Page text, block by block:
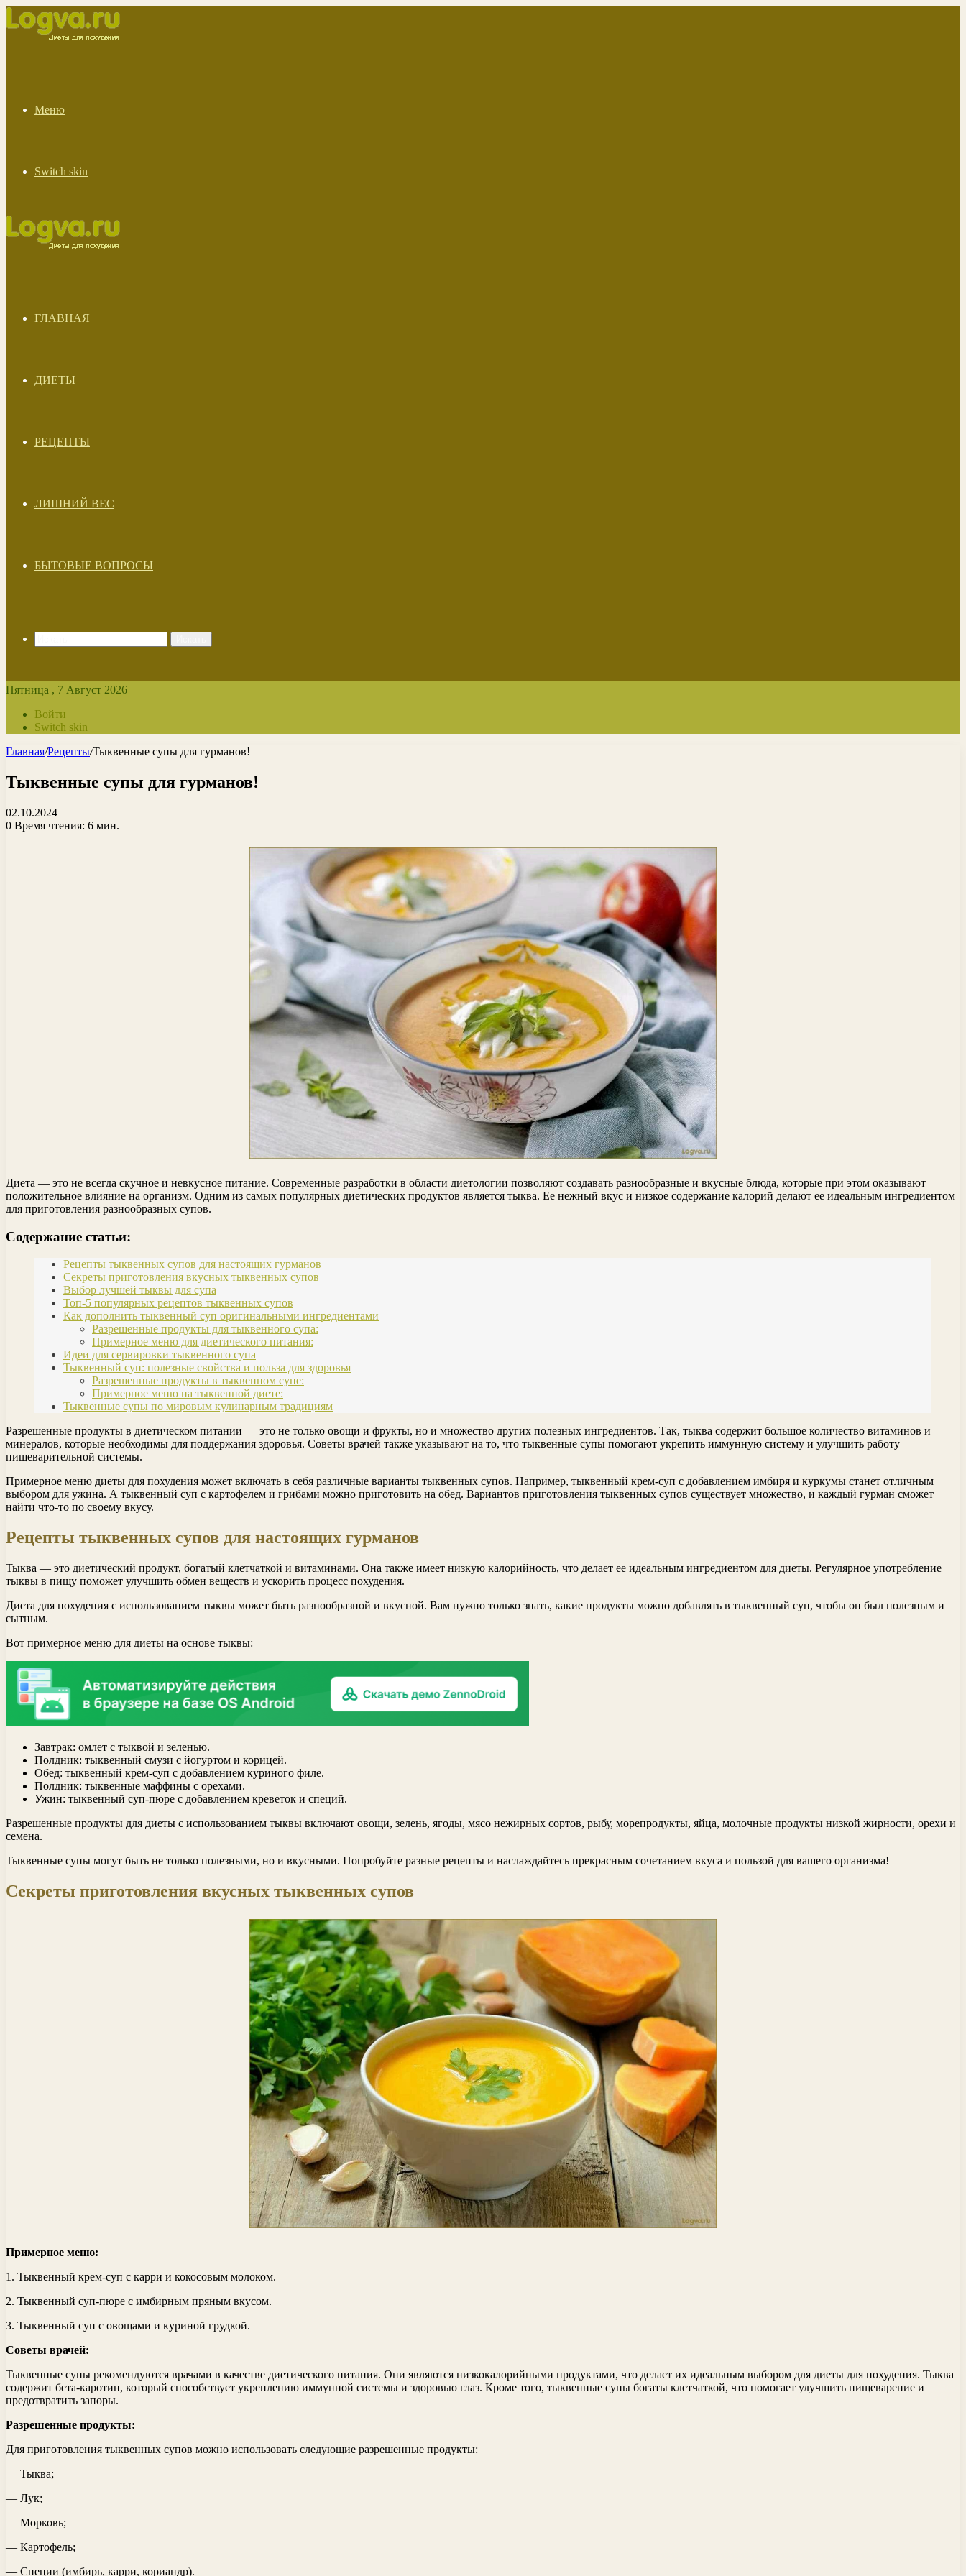
Меню
Switch skin
ГЛАВНАЯ
ДИЕТЫ
РЕЦЕПТЫ
ЛИШНИЙ ВЕС
БЫТОВЫЕ ВОПРОСЫ
Пятница , 7 Август 2026
Войти
Switch skin
Главная/Рецепты/Тыквенные супы для гурманов!
Тыквенные супы для гурманов!
02.10.2024
0 Время чтения: 6 мин.
Диета — это не всегда скучное и невкусное питание. Современные разработки в области диетологии позволяют создавать разнообразные и вкусные блюда, которые при этом оказывают
положительное влияние на организм. Одним из самых популярных диетических продуктов является тыква. Ее нежный вкус и низкое содержание калорий делают ее идеальным ингредиентом
для приготовления разнообразных супов.
Содержание статьи:
Рецепты тыквенных супов для настоящих гурманов
Секреты приготовления вкусных тыквенных супов
Выбор лучшей тыквы для супа
Топ-5 популярных рецептов тыквенных супов
Как дополнить тыквенный суп оригинальными ингредиентами
Разрешенные продукты для тыквенного супа:
Примерное меню для диетического питания:
Идеи для сервировки тыквенного супа
Тыквенный суп: полезные свойства и польза для здоровья
Разрешенные продукты в тыквенном супе:
Примерное меню на тыквенной диете:
Тыквенные супы по мировым кулинарным традициям
Разрешенные продукты в диетическом питании — это не только овощи и фрукты, но и множество других полезных ингредиентов. Так, тыква содержит большое количество витаминов и
минералов, которые необходимы для поддержания здоровья. Советы врачей также указывают на то, что тыквенные супы помогают укрепить иммунную систему и улучшить работу
пищеварительной системы.
Примерное меню диеты для похудения может включать в себя различные варианты тыквенных супов. Например, тыквенный крем-суп с добавлением имбиря и куркумы станет отличным
выбором для ужина. А тыквенный суп с картофелем и грибами можно приготовить на обед. Вариантов приготовления тыквенных супов существует множество, и каждый гурман сможет
найти что-то по своему вкусу.
Рецепты тыквенных супов для настоящих гурманов
Тыква — это диетический продукт, богатый клетчаткой и витаминами. Она также имеет низкую калорийность, что делает ее идеальным ингредиентом для диеты. Регулярное употребление
тыквы в пищу поможет улучшить обмен веществ и ускорить процесс похудения.
Диета для похудения с использованием тыквы может быть разнообразной и вкусной. Вам нужно только знать, какие продукты можно добавлять в тыквенный суп, чтобы он был полезным и
сытным.
Вот примерное меню для диеты на основе тыквы:
Завтрак: омлет с тыквой и зеленью.
Полдник: тыквенный смузи с йогуртом и корицей.
Обед: тыквенный крем-суп с добавлением куриного филе.
Полдник: тыквенные маффины с орехами.
Ужин: тыквенный суп-пюре с добавлением креветок и специй.
Разрешенные продукты для диеты с использованием тыквы включают овощи, зелень, ягоды, мясо нежирных сортов, рыбу, морепродукты, яйца, молочные продукты низкой жирности, орехи и
семена.
Тыквенные супы могут быть не только полезными, но и вкусными. Попробуйте разные рецепты и наслаждайтесь прекрасным сочетанием вкуса и пользой для вашего организма!
Секреты приготовления вкусных тыквенных супов
Примерное меню:
1. Тыквенный крем-суп с карри и кокосовым молоком.
2. Тыквенный суп-пюре с имбирным пряным вкусом.
3. Тыквенный суп с овощами и куриной грудкой.
Советы врачей:
Тыквенные супы рекомендуются врачами в качестве диетического питания. Они являются низкокалорийными продуктами, что делает их идеальным выбором для диеты для похудения. Тыква
содержит бета-каротин, который способствует укреплению иммунной системы и здоровью глаз. Кроме того, тыквенные супы богаты клетчаткой, что помогает улучшить пищеварение и
предотвратить запоры.
Разрешенные продукты:
Для приготовления тыквенных супов можно использовать следующие разрешенные продукты:
— Тыква;
— Лук;
— Морковь;
— Картофель;
— Специи (имбирь, карри, кориандр).